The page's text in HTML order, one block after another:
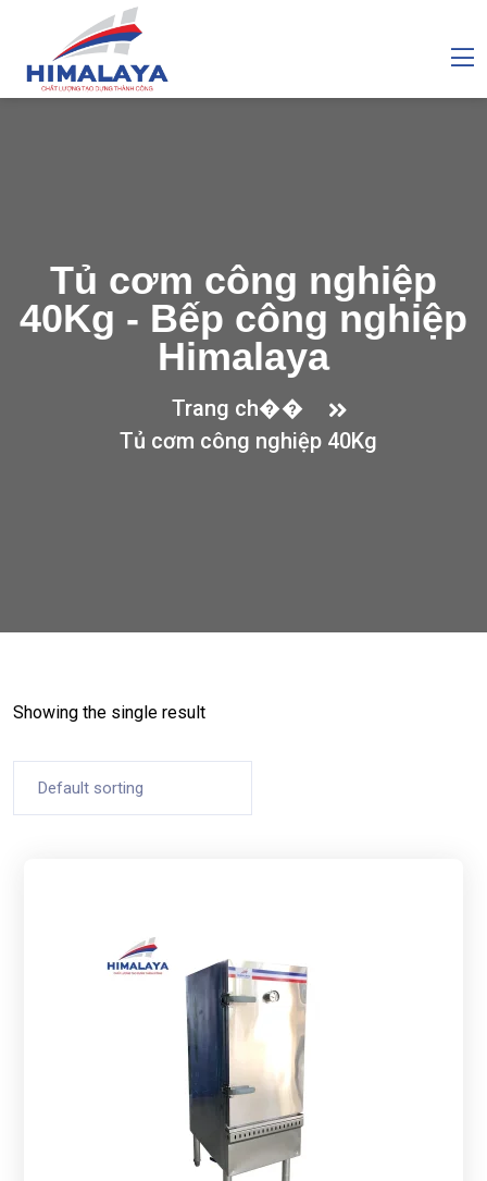
Tủ cơm công nghiệp
40Kg - Bếp công nghiệp
Himalaya
Trang ch��
Tủ cơm công nghiệp 40Kg
Showing the single result